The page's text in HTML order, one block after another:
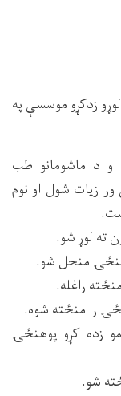
لوړو زدکړو موسسې په
او د ماشومانو طب
زیات شول او نوم
متممو زده کړو پوهنځۍ